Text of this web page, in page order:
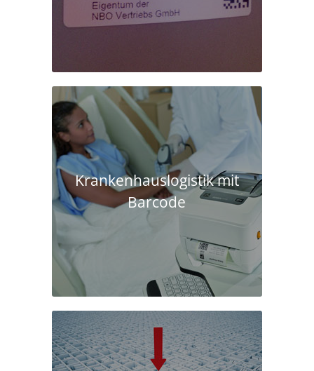
Krankenhaus­logistik mit
Barcode